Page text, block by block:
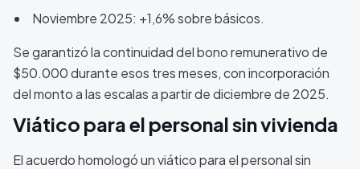
Noviembre 2025: +1,6% sobre básicos.
Se garantizó la continuidad del bono remunerativo de
$50.000 durante esos tres meses, con incorporación
del monto a las escalas a partir de diciembre de 2025.
Viático para el personal sin vivienda
El acuerdo homologó un viático para el personal sin